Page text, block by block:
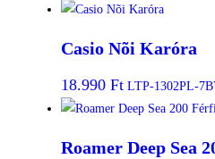
Casio Nõi Karóra
18.990 Ft LTP-1302PL-
Roamer Deep Sea